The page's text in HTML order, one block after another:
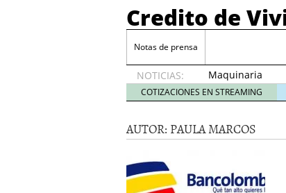
Credito de
Notas de prensa
NOTICIAS:
Maquinaria
para
Buffet:
para un
Servicio
y
Profesional
COTIZACIONES EN STREAMING
AUTOR: PAULA MARCOS